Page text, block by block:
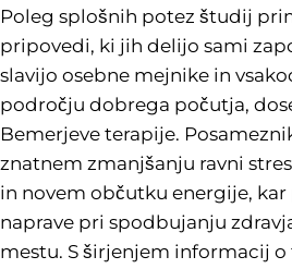
Poleg splošnih potez študij
pripovedi, ki jih delijo sami
slavijo osebne mejnike in
področju dobrega počutja,
Bemerjeve terapije.
znatnem zmanjšanju ravni
in novem občutku energije,
naprave pri spodbujanju
mestu. S širjenjem informacij